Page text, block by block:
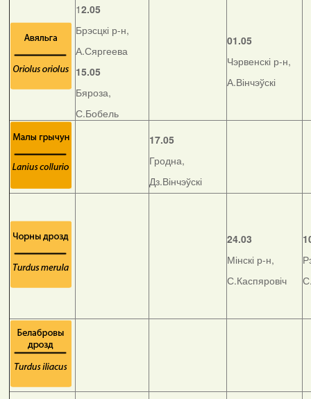
12.05
Брэсцкі р-н,
А.Сяргеева
15.05
Бяроза,
С.Бобель
01.05
Чэрвенскі р-н,
А.Вінчэўскі
17.05
Гродна,
Дз.Вінчэўскі
24.03
Мінскі р-н,
С.Каспяровіч